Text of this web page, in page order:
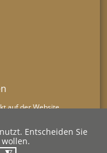
Entscheiden Sie
wollen.
auf der Website.
2026 © Latin Travels